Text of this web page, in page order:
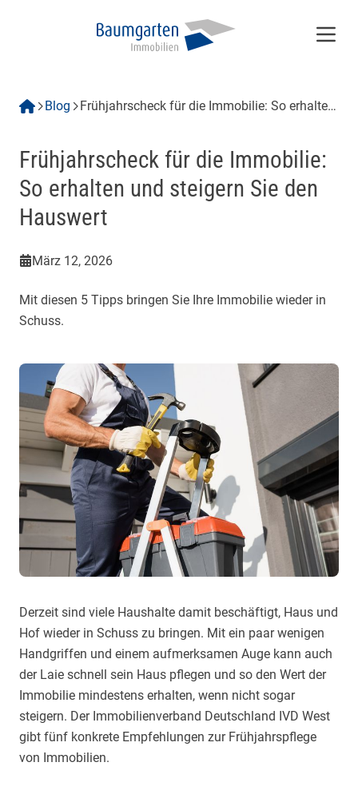
Blog
Frühjahrscheck für die Immobilie: So erhalten
Frühjahrscheck für die Immobilie:
So erhalten und steigern Sie den
Hauswert
März 12, 2026
Mit diesen 5 Tipps bringen Sie Ihre Immobilie wieder in
Schuss.
Derzeit sind viele Haushalte damit beschäftigt, Haus und
Hof wieder in Schuss zu bringen. Mit ein paar wenigen
Handgriffen und einem aufmerksamen Auge kann auch
der Laie schnell sein Haus pflegen und so den Wert der
Immobilie mindestens erhalten, wenn nicht sogar
steigern. Der Immobilienverband Deutschland IVD West
gibt fünf konkrete Empfehlungen zur Frühjahrspflege
von Immobilien.